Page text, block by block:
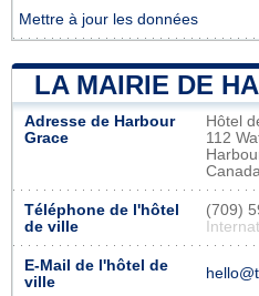
Mettre à jour les données
LA MAIRIE DE
Adresse de Harbour
Grace
Hôtel
112
Canada
Téléphone de l'hôtel
de ville
(709)
E-Mail de l'hôtel de
ville